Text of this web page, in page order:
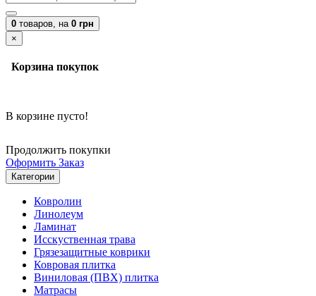
0 товаров, на 0 грн
×
Корзина покупок
В корзине пусто!
Продолжить покупки
Оформить Заказ
Категории
Ковролин
Линолеум
Ламинат
Исскуственная трава
Грязезащитные коврики
Ковровая плитка
Виниловая (ПВХ) плитка
Матрасы